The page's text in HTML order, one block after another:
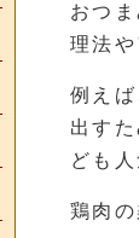
おつ
理法
例え
出す
ども
鶏肉